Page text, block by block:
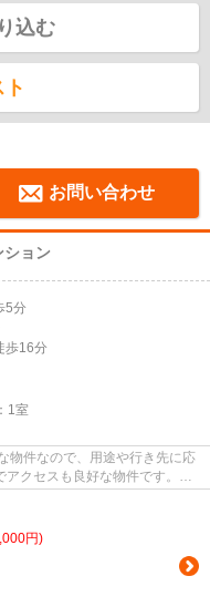
込む
お問い合わせ
ョン
5分
歩16分
1室
物件なので、用途や行き先に応
アクセスも良好な物件です。防
円)